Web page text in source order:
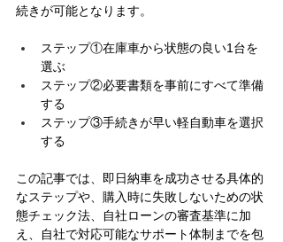
続きが可能となります。
ステップ①在庫車から状態の良い1台を
選ぶ
ステップ②必要書類を事前にすべて準備
する
ステップ③手続きが早い軽自動車を選択
する
この記事では、即日納車を成功させる具体的
なステップや、購入時に失敗しないための状
態チェック法、自社ローンの審査基準に加
え、自社で対応可能なサポート体制までを包